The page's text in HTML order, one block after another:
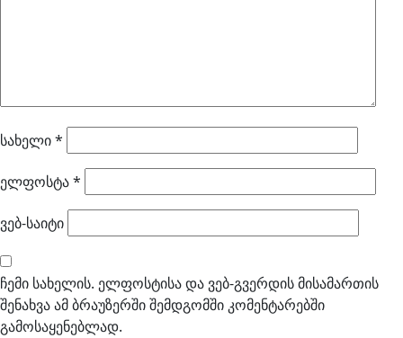
სახელი*
ელფოსტა*
ვებ-საიტი
ჩემი სახელის. ელფოსტისა და ვებ-გვერდის მისამართის
შენახვა ამ ბრაუზერში შემდგომში კომენტარებში
გამოსაყენებლად.